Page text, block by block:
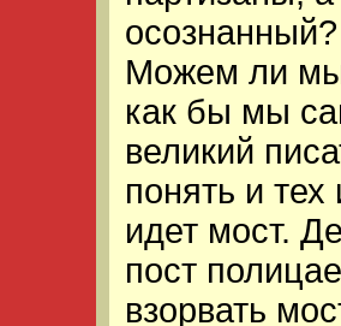
Можем ли мы
как бы мы
великий
понять и
идет мост.
пост
взорвать